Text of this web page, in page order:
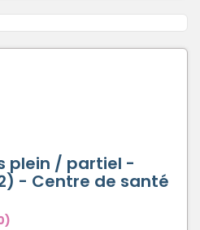
plein / partiel -
- Centre de santé